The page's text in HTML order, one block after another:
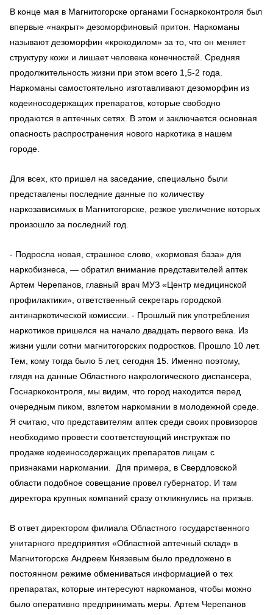
В конце мая в Магнитогорске органами Госнаркоконтроля был
впервые «накрыт» дезоморфиновый притон. Наркоманы
называют дезоморфин «крокодилом» за то, что он меняет
структуру кожи и лишает человека конечностей. Средняя
продолжительность жизни при этом всего 1,5-2 года.
Наркоманы самостоятельно изготавливают дезоморфин из
кодеиносодержащих препаратов, которые свободно
продаются в аптечных сетях. В этом и заключается основная
опасность распространения нового наркотика в нашем
городе.
Для всех, кто пришел на заседание, специально были
представлены последние данные по количеству
наркозависимых в Магнитогорске, резкое увеличение которых
произошло за последний год.
- Подросла новая, страшное слово, «кормовая база» для
наркобизнеса, — обратил внимание представителей аптек
Артем Черепанов, главный врач МУЗ «Центр медицинской
профилактики», ответственный секретарь городской
антинаркотической комиссии. - Прошлый пик употребления
наркотиков пришелся на начало двадцать первого века. Из
жизни ушли сотни магнитогорских подростков. Прошло 10 лет.
Тем, кому тогда было 5 лет, сегодня 15. Именно поэтому,
глядя на данные Областного накрологического диспансера,
Госнаркоконтроля, мы видим, что город находится перед
очередным пиком, взлетом наркомании в молодежной среде.
Я считаю, что представителям аптек среди своих провизоров
необходимо провести соответствующий инструктаж по
продаже кодеиносодержащих препаратов лицам с
признаками наркомании. Для примера, в Свердловской
области подобное совещание провел губернатор. И там
директора крупных компаний сразу откликнулись на призыв.
В ответ директором филиала Областного государственного
унитарного предприятия «Областной аптечный склад» в
Магнитогорске Андреем Князевым было предложено в
постоянном режиме обмениваться информацией о тех
препаратах, которые интересуют наркоманов, чтобы можно
было оперативно предпринимать меры. Артем Черепанов